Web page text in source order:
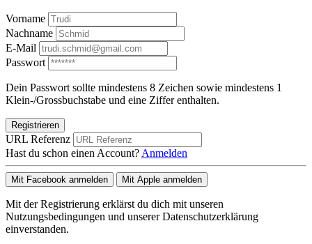
Vorname
Nachname
E-Mail
Passwort
Dein Passwort sollte mindestens 8 Zeichen sowie mindestens 1
Klein-/Grossbuchstabe und eine Ziffer enthalten.
Registrieren
URL Referenz
Hast du schon einen Account? Anmelden
Mit Facebook anmelden Mit Apple anmelden
Mit der Registrierung erklärst du dich mit unseren
Nutzungsbedingungen und unserer Datenschutzerklärung
einverstanden.